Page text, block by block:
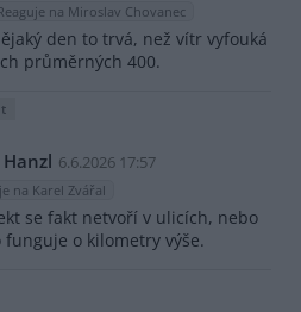
na Miroslav Chovanec
den to trvá, než vítr vyfouká
průměrných 400.
6.6.2026 17:57
na Karel Zvářal
se fakt netvoří v ulicích, nebo
o kilometry výše.